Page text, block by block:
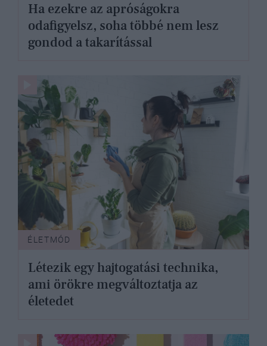
Ha ezekre az apróságokra
odafigyelsz, soha többé nem lesz
gondod a takarítással
ÉLETMÓD
Létezik egy hajtogatási technika,
ami örökre megváltoztatja az
életedet